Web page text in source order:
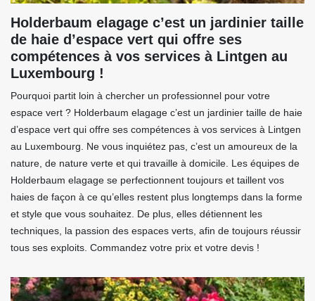
Holderbaum elagage c’est un jardinier taille
de haie d’espace vert qui offre ses
compétences à vos services à Lintgen au
Luxembourg !
Pourquoi partit loin à chercher un professionnel pour votre
espace vert ? Holderbaum elagage c’est un jardinier taille de haie
d’espace vert qui offre ses compétences à vos services à Lintgen
au Luxembourg. Ne vous inquiétez pas, c’est un amoureux de la
nature, de nature verte et qui travaille à domicile. Les équipes de
Holderbaum elagage se perfectionnent toujours et taillent vos
haies de façon à ce qu’elles restent plus longtemps dans la forme
et style que vous souhaitez. De plus, elles détiennent les
techniques, la passion des espaces verts, afin de toujours réussir
tous ses exploits. Commandez votre prix et votre devis !